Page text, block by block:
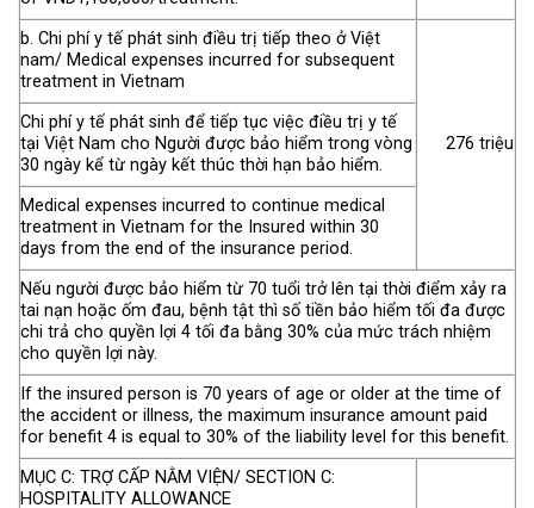
b. Chi phí y tế phát sinh điều trị tiếp theo ở Việt
nam/ Medical expenses incurred for subsequent
treatment in Vietnam
276 triệu
Chi phí y tế phát sinh để tiếp tục việc điều trị y tế
tại Việt Nam cho Người được bảo hiểm trong vòng
30 ngày kể từ ngày kết thúc thời hạn bảo hiểm.
Medical expenses incurred to continue medical
treatment in Vietnam for the Insured within 30
days from the end of the insurance period.
Nếu người được bảo hiểm từ 70 tuổi trở lên tại thời điểm xảy ra
tai nạn hoặc ốm đau, bệnh tật thì số tiền bảo hiểm tối đa được
chi trả cho quyền lợi 4 tối đa bằng 30% của mức trách nhiệm
cho quyền lợi này.
If the insured person is 70 years of age or older at the time of
the accident or illness, the maximum insurance amount paid
for benefit 4 is equal to 30% of the liability level for this benefit.
MỤC C: TRỢ CẤP NẰM VIỆN/ SECTION C:
HOSPITALITY ALLOWANCE